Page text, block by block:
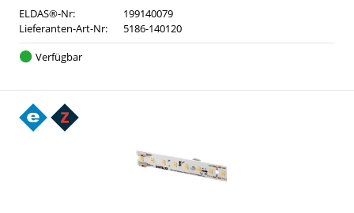
ELDAS®-Nr:
199140079
Lieferanten-Art-Nr:
5186-140120
Verfügbar